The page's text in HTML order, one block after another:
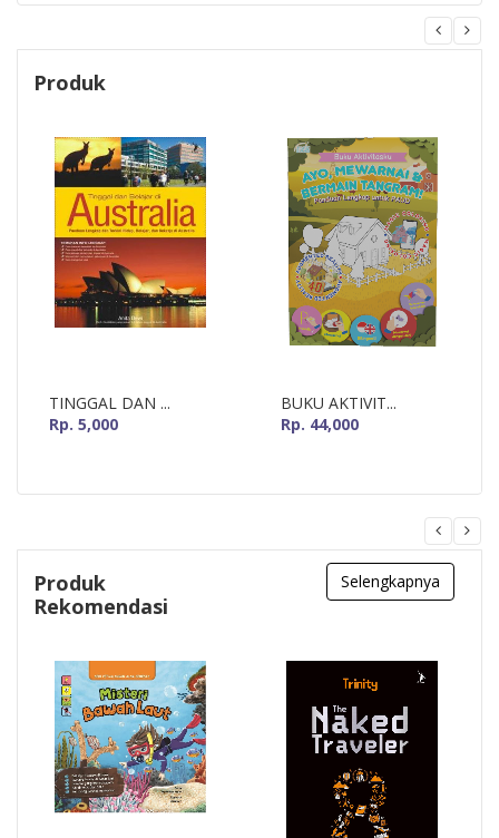
Produk
TINGGAL DAN ...
Rp. 5,000
BUKU AKTIVIT...
Rp. 44,000
Produk
Rekomendasi
Selengkapnya